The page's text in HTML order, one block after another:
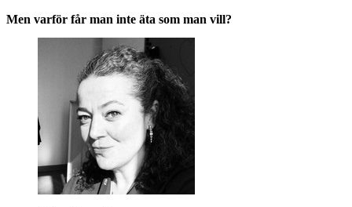
Men varför får man inte äta som man vill?